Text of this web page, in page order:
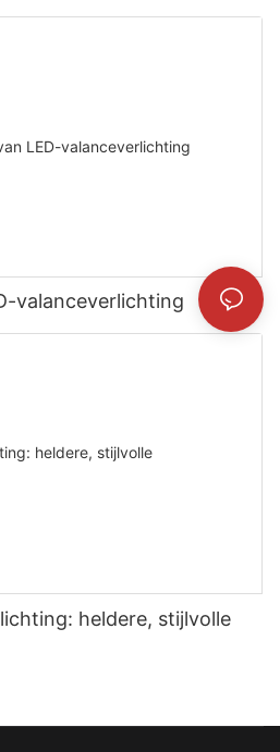
valanceverlichting
heldere, stijlvolle